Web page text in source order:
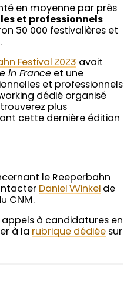
en moyenne par près
et professionnels
50 000 festivalières et
Festival 2023 avait
in France et une
et professionnels
dédié organisé
trouverez plus
cette dernière édition
le Reeperbahn
Daniel Winkel de
CNM.
à candidatures en
à la rubrique dédiée sur